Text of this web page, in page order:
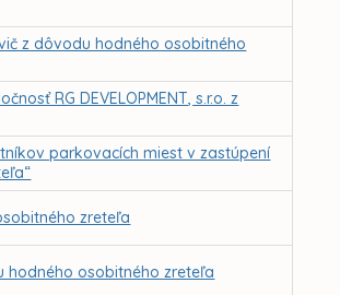
z dôvodu hodného osobitného
RG DEVELOPMENT, s.r.o. z
parkovacích miest v zastúpení
zreteľa
hodného osobitného zreteľa